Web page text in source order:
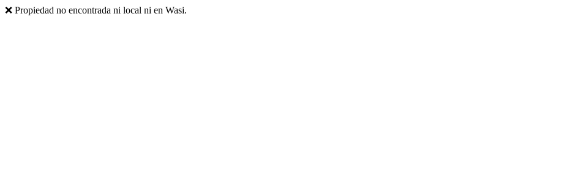
❌ Propiedad no encontrada ni local ni en Wasi.